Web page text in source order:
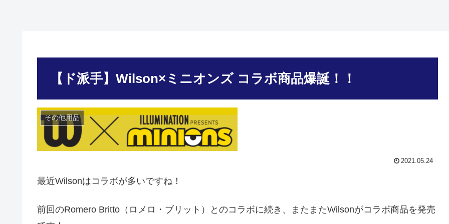
【ド派手】Wilson×ミニオンズ コラボ商品爆誕！！
その他用品
2021.05.24
最近Wilsonはコラボが多いですね！
前回のRomero Britto（ロメロ・ブリット）とのコラボに続き、またまたWilsonがコラボ商品を発売